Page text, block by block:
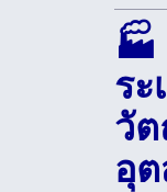
🏭
ร
วั
อุ